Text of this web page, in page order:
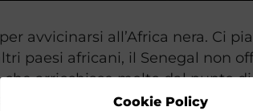
Cookie Policy
avvicinarsi all’Africa nera. Ci
paesi africani, il Senegal non
arricchisce molto dal punto
il tempo. I senegalesi in